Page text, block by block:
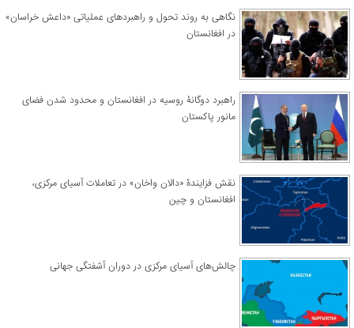
نگاهی به روند تحول و راهبردهای عملیاتی «داعش خراسان»
در افغانستان
راهبرد دوگانۀ روسیه در افغانستان و محدود شدن فضای
مانور پاکستان
نقش فزایندۀ «دالان واخان» در تعاملات آسیای مرکزی،
افغانستان و چین
چالش‌های آسیای مرکزی در دوران آشفتگی جهانی